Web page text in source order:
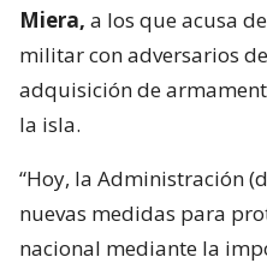
Miera, a los que acusa
militar con adversarios
adquisición de
la isla.
“Hoy, la Administración
nuevas medidas para
nacional mediante la